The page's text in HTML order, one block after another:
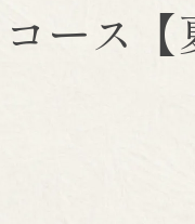
ース【